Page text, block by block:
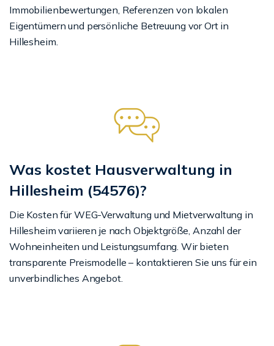
Immobilienbewertungen, Referenzen von lokalen
Eigentümern und persönliche Betreuung vor Ort in
Hillesheim.
Was kostet Hausverwaltung in
Hillesheim (54576)?
Die Kosten für WEG-Verwaltung und Mietverwaltung in
Hillesheim variieren je nach Objektgröße, Anzahl der
Wohneinheiten und Leistungsumfang. Wir bieten
transparente Preismodelle – kontaktieren Sie uns für ein
unverbindliches Angebot.